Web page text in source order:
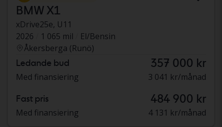
BMW X1
xDrive25e, U11
2026
1 065 mil
El/Bensin
Åkersberga (Runö)
Ledande bud 357 000 kr
Med finansiering 3 041 kr/månad
Fast pris 484 900 kr
Med finansiering 4 131 kr/månad